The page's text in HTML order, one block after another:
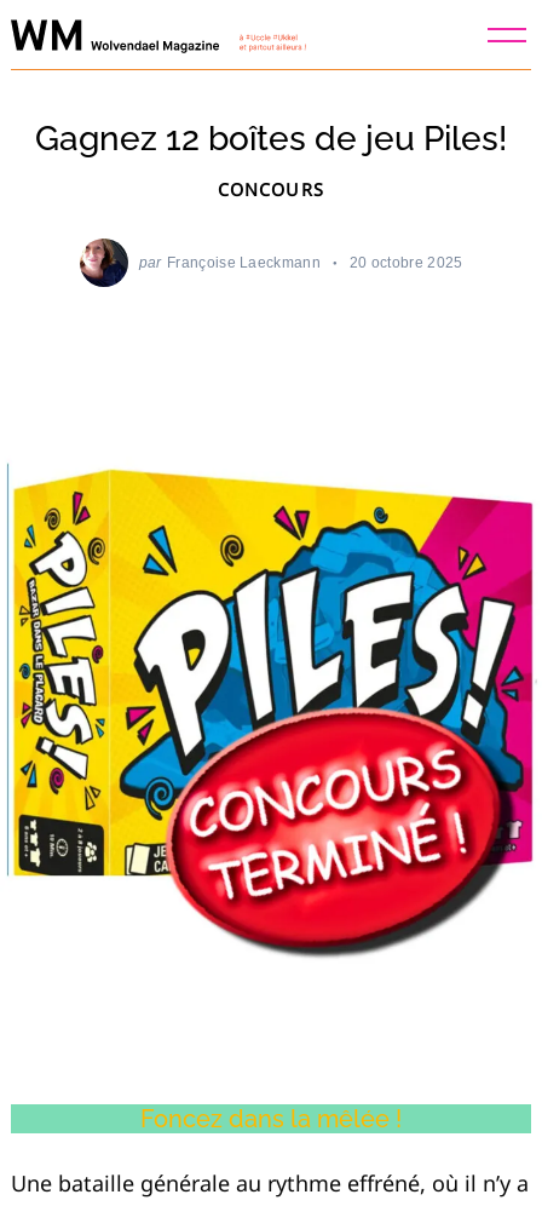
Skip
to
Gagnez 12 boîtes de jeu Piles!
CONCOURS
par Françoise Laeckmann 20 octobre 2025
Foncez dans la mêlée !
Une bataille générale au rythme effréné, où il n’y a